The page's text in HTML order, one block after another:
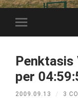
Toggle
mobile
Penktasis
per
2009.09.13 / 3